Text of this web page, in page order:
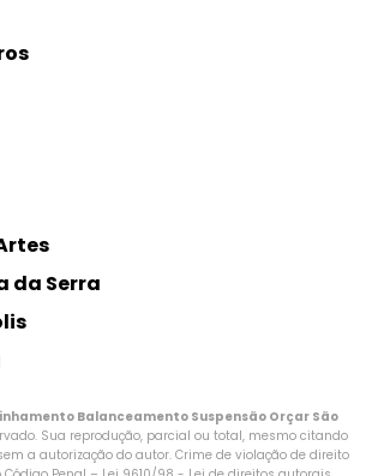
da Serra
Balanceamento Suspensão Orçar São
Sua reprodução, parcial ou total, mesmo citando
a autorização do autor. Crime de violação de direito